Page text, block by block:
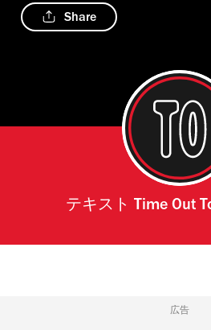
Share
テキスト Time Out
広告